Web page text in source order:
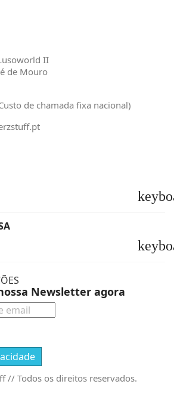
II
de Mouro
de chamada fixa nacional)
Newsletter agora
// Todos os direitos reservados.